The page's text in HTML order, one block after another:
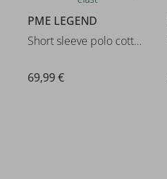
PME LEGEND
Short sleeve polo cotton elast
69,99 €